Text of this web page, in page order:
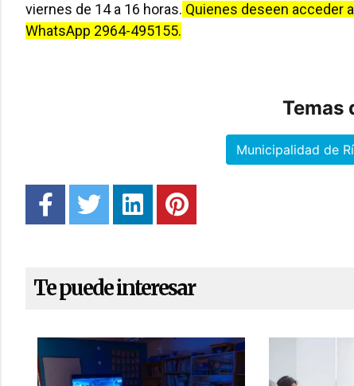
viernes de 14 a 16 horas. Quienes deseen acceder
WhatsApp 2964-495155.
Temas
Municipalidad de
Te puede interesar